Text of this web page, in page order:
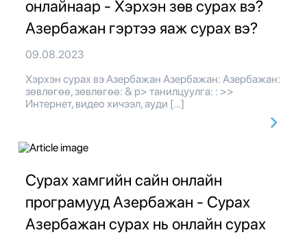
онлайнаар - Хэрхэн зөв сурах вэ?
Азербажан гэртээ яаж сурах вэ?
09.08.2023
Хэрхэн сурах вэ Азербажан Азербажан: Азербажан:
зөвлөгөө, зөвлөгөө: & p> танилцуулга: : >>
Интернет, видео хичээл, ауди […]
Сурах хамгийн сайн онлайн
програмууд Азербажан - Сурах
Азербажан сурах нь онлайн сурах